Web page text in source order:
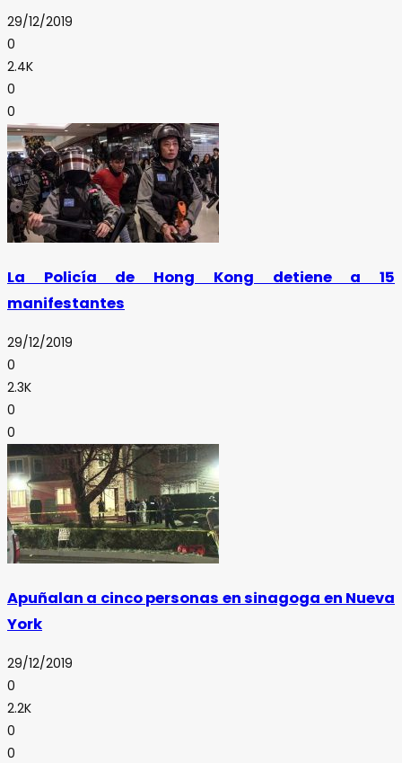
29/12/2019
0
2.4K
0
0
La Policía de Hong Kong detiene a 15
manifestantes
29/12/2019
0
2.3K
0
0
Apuñalan a cinco personas en sinagoga en Nueva
York
29/12/2019
0
2.2K
0
0